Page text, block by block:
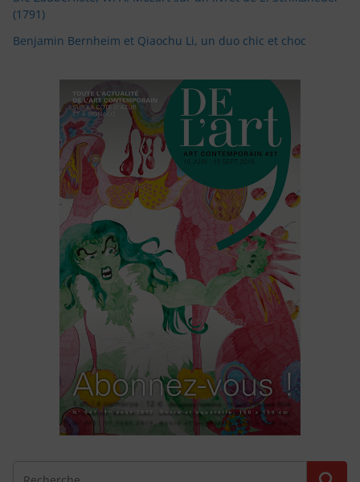
(1791)
Benjamin Bernheim et Qiaochu Li, un duo chic et choc